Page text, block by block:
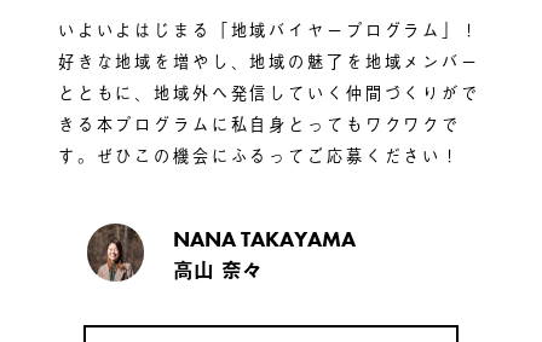
いよいよはじまる「地域バイヤープログラム」！
好きな地域を増やし、地域の魅了を地域メンバー
とともに、地域外へ発信していく仲間づくりがで
きる本プログラムに私自身とってもワクワクで
す。ぜひこの機会にふるってご応募ください！
NANA TAKAYAMA
高山 奈々